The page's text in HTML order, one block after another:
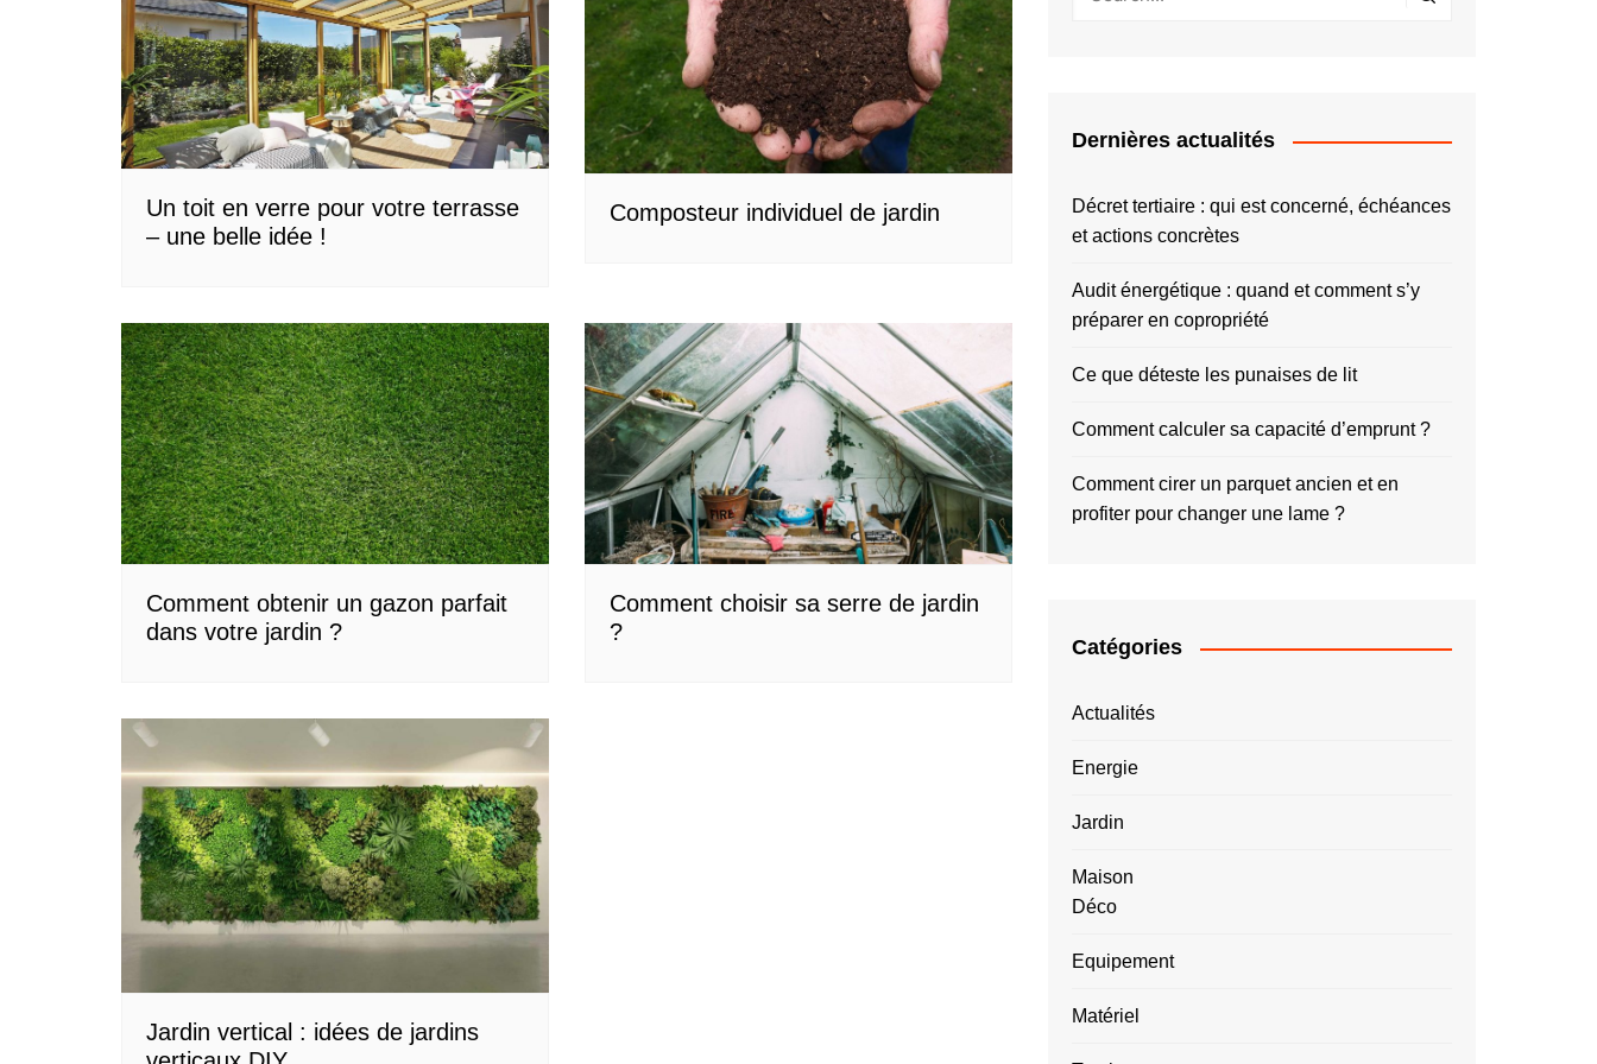
Un toit en verre pour votre terrasse
– une belle idée !
Composteur individuel de jardin
Comment obtenir un gazon parfait
dans votre jardin ?
Comment choisir sa serre de jardin
?
Jardin vertical : idées de jardins
Dernières actualités
Décret tertiaire : qui est concerné, échéances
et actions concrètes
Audit énergétique : quand et comment s’y
préparer en copropriété
Ce que déteste les punaises de lit
Comment calculer sa capacité d’emprunt ?
Comment cirer un parquet ancien et en
profiter pour changer une lame ?
Catégories
Actualités
Energie
Jardin
Maison
Déco
Equipement
Matériel